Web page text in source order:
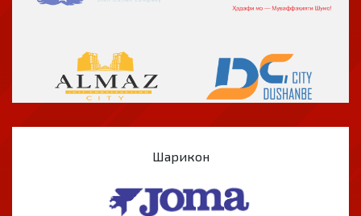
Шарикон